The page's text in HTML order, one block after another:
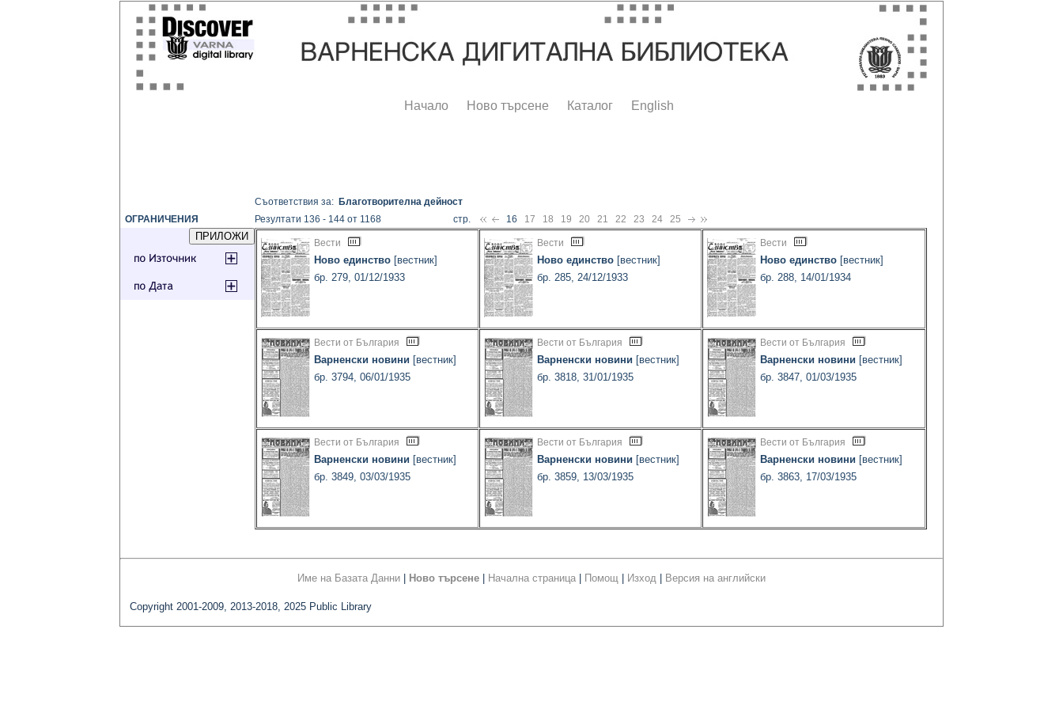
Начало Ново търсене Каталог English
ОГРАНИЧЕНИЯ
Съответствия за: Благотворителна дейност
Резултати 136 - 144 от 1168
стр. 16 17 18 19 20 21 22 23 24 25
Вести
Ново единство [вестник]
бр. 279, 01/12/1933
Вести
Ново единство [вестник]
бр. 285, 24/12/1933
Вести
Ново единство [вестник]
бр. 288, 14/01/1934
Вести от България
Варненски новини [вестник]
бр. 3794, 06/01/1935
Вести от България
Варненски новини [вестник]
бр. 3818, 31/01/1935
Вести от България
Варненски новини [вестник]
бр. 3847, 01/03/1935
Вести от България
Варненски новини [вестник]
бр. 3849, 03/03/1935
Вести от България
Варненски новини [вестник]
бр. 3859, 13/03/1935
Вести от България
Варненски новини [вестник]
бр. 3863, 17/03/1935
Име на Базата Данни Ново търсене Начална страница Помощ Изход Версия на английски
Copyright 2001-2009, 2013-2018, 2025 Public Library